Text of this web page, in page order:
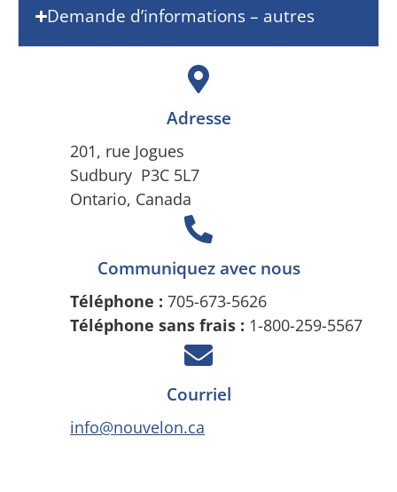
Demande d’informations – autres
Adresse
201, rue Jogues
Sudbury P3C 5L7
Ontario, Canada
Communiquez avec nous
Téléphone : 705-673-5626
Téléphone sans frais : 1-800-259-5567
Courriel
info@nouvelon.ca